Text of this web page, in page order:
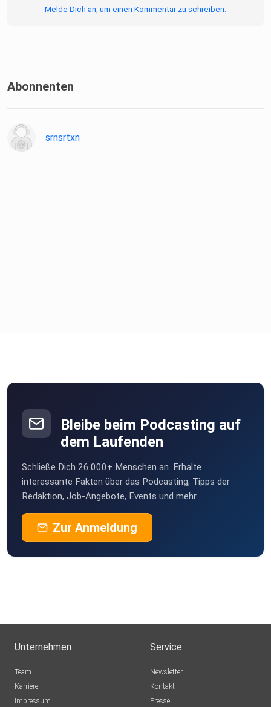
Melde Dich an, um einen Kommentar zu schreiben.
Abonnenten
srnsrtxn
Bleibe beim Podcasting auf
dem Laufenden
Schließe Dich 26.000+ Menschen an. Erhalte
interessante Fakten über das Podcasting, Tipps der
Redaktion, Job-Angebote, Events und mehr.
Zur Anmeldung
Unternehmen
Team
Karriere
Impressum
Service
Newsletter
Kontakt
Presse